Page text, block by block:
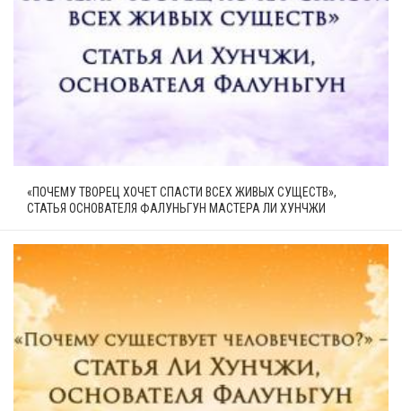
«ПОЧЕМУ ТВОРЕЦ ХОЧЕТ СПАСТИ ВСЕХ ЖИВЫХ СУЩЕСТВ»,
СТАТЬЯ ОСНОВАТЕЛЯ ФАЛУНЬГУН МАСТЕРА ЛИ ХУНЧЖИ